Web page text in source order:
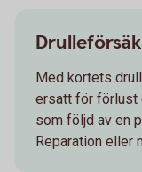
Med kortets
ersatt för förlust
som följd av en
Reparation eller